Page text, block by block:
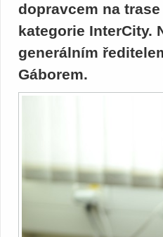
dopravcem na
kategorie InterCity.
generálním
Gáborem.